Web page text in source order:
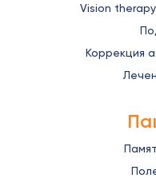
Vision
Коррекция